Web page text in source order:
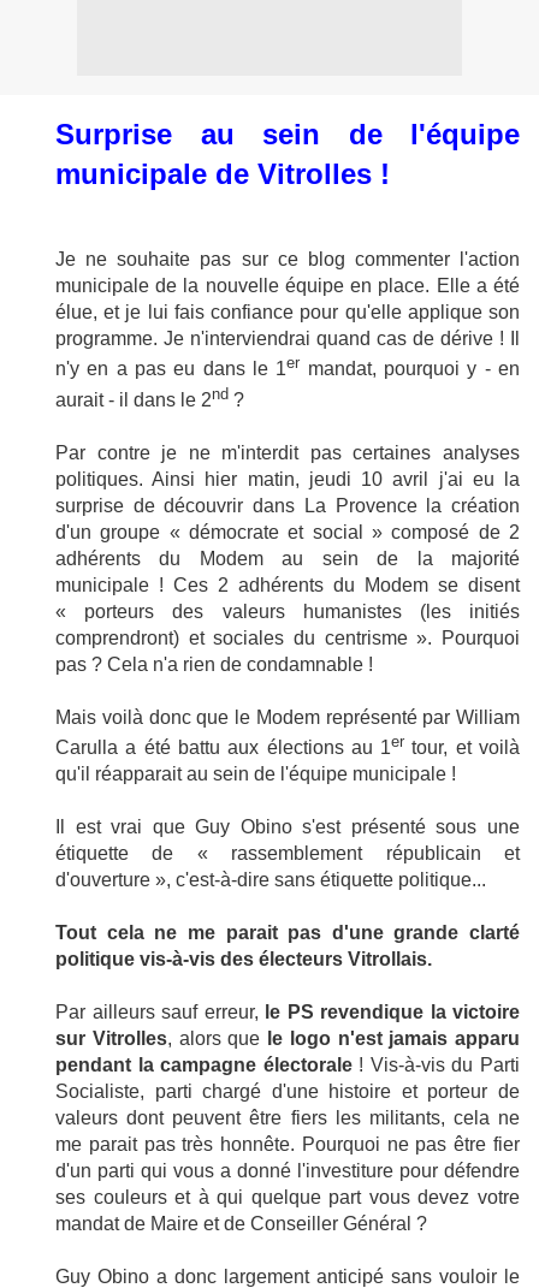
Surprise au sein de l'équipe
municipale de Vitrolles !
Je ne souhaite pas sur ce blog commenter l'action
municipale de la nouvelle équipe en place. Elle a été
élue, et je lui fais confiance pour qu'elle applique son
programme. Je n'interviendrai quand cas de dérive ! Il
n'y en a pas eu dans le 1er mandat, pourquoi y - en
aurait - il dans le 2nd ?
Par contre je ne m'interdit pas certaines analyses
politiques. Ainsi hier matin, jeudi 10 avril j'ai eu la
surprise de découvrir dans La Provence la création
d'un groupe « démocrate et social » composé de 2
adhérents du Modem au sein de la majorité
municipale ! Ces 2 adhérents du Modem se disent
« porteurs des valeurs humanistes (les initiés
comprendront) et sociales du centrisme ». Pourquoi
pas ? Cela n'a rien de condamnable !
Mais voilà donc que le Modem représenté par William
Carulla a été battu aux élections au 1er tour, et voilà
qu'il réapparait au sein de l'équipe municipale !
Il est vrai que Guy Obino s'est présenté sous une
étiquette de « rassemblement républicain et
d'ouverture », c'est-à-dire sans étiquette politique...
Tout cela ne me parait pas d'une grande clarté
politique vis-à-vis des électeurs Vitrollais.
Par ailleurs sauf erreur, le PS revendique la victoire
sur Vitrolles, alors que le logo n'est jamais apparu
pendant la campagne électorale! Vis-à-vis du Parti
Socialiste, parti chargé d'une histoire et porteur de
valeurs dont peuvent être fiers les militants, cela ne
me parait pas très honnête. Pourquoi ne pas être fier
d'un parti qui vous a donné l'investiture pour défendre
ses couleurs et à qui quelque part vous devez votre
mandat de Maire et de Conseiller Général ?
Guy Obino a donc largement anticipé sans vouloir le